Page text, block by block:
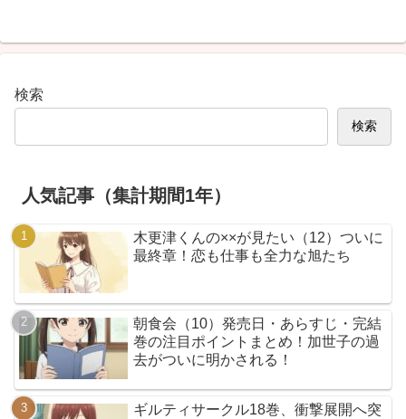
検索
検索
人気記事（集計期間1年）
木更津くんの××が見たい（12）ついに
最終章！恋も仕事も全力な旭たち
朝食会（10）発売日・あらすじ・完結
巻の注目ポイントまとめ！加世子の過
去がついに明かされる！
ギルティサークル18巻、衝撃展開へ突